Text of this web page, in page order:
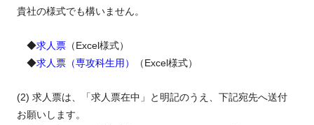
貴社の様式でも構いません。
◆求人票 （Excel様式）
◆求人票（専攻科生用） （Excel様式）
(2) 求人票は、「求人票在中」と明記のうえ、下記宛先へ送付
お願いします。